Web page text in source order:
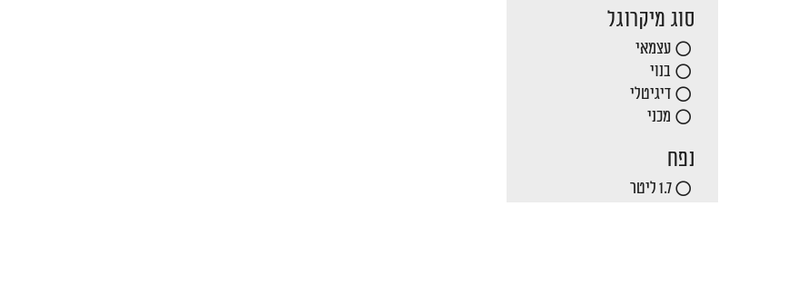
סוג מיקרוגל
עצמאי
בנוי
דיגיטלי
מכני
נפח
1.7 ליטר